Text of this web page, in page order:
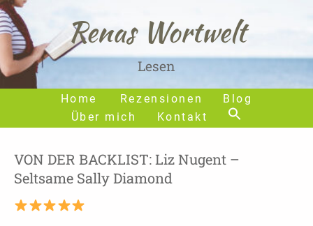
Home Rezensionen
Blog
Über mich
Kontakt
Renas Wortwelt
Lesen
VON DER BACKLIST: Liz Nugent –
Seltsame Sally Diamond